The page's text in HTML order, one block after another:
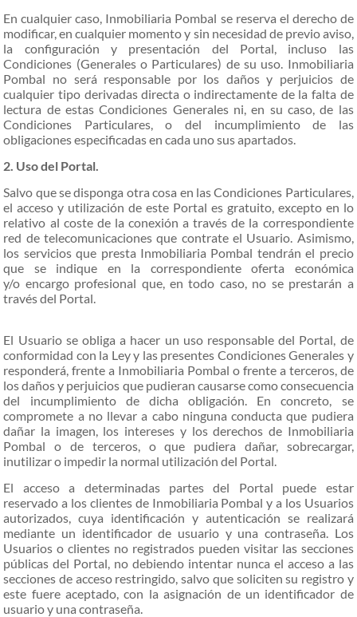
En cualquier caso, Inmobiliaria Pombal se reserva el derecho de
modificar, en cualquier momento y sin necesidad de previo aviso,
la configuración y presentación del Portal, incluso las
Condiciones (Generales o Particulares) de su uso. Inmobiliaria
Pombal no será responsable por los daños y perjuicios de
cualquier tipo derivadas directa o indirectamente de la falta de
lectura de estas Condiciones Generales ni, en su caso, de las
Condiciones Particulares, o del incumplimiento de las
obligaciones especificadas en cada uno sus apartados.
2. Uso del Portal.
Salvo que se disponga otra cosa en las Condiciones Particulares,
el acceso y utilización de este Portal es gratuito, excepto en lo
relativo al coste de la conexión a través de la correspondiente
red de telecomunicaciones que contrate el Usuario. Asimismo,
los servicios que presta Inmobiliaria Pombal tendrán el precio
que se indique en la correspondiente oferta económica
y/o encargo profesional que, en todo caso, no se prestarán a
través del Portal.
El Usuario se obliga a hacer un uso responsable del Portal, de
conformidad con la Ley y las presentes Condiciones Generales y
responderá, frente a Inmobiliaria Pombal o frente a terceros, de
los daños y perjuicios que pudieran causarse como consecuencia
del incumplimiento de dicha obligación. En concreto, se
compromete a no llevar a cabo ninguna conducta que pudiera
dañar la imagen, los intereses y los derechos de Inmobiliaria
Pombal o de terceros, o que pudiera dañar,sobrecargar,
inutilizar o impedir la normal utilización del Portal.
El acceso a determinadas partes del Portal puede estar
reservado a los clientes de Inmobiliaria Pombal y a los Usuarios
autorizados, cuya identificación y autenticación se realizará
mediante un identificador de usuario y una contraseña. Los
Usuarios o clientes no registrados pueden visitar las secciones
públicas del Portal, no debiendo intentar nunca el acceso a las
secciones de acceso restringido, salvo que soliciten su registro y
este fuere aceptado, con la asignación de un identificador de
usuario y una contraseña.